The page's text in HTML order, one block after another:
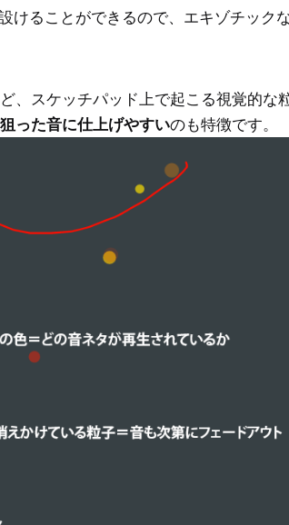
けることができるので、エキゾチック
、スケッチパッド上で起こる視覚的な
狙った音に仕上げやすいのも特徴です。